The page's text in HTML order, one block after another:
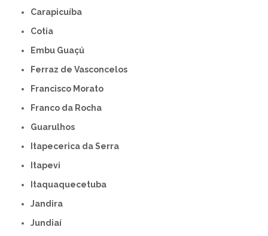
Carapicuíba
Cotia
Embu Guaçú
Ferraz de Vasconcelos
Francisco Morato
Franco da Rocha
Guarulhos
Itapecerica da Serra
Itapevi
Itaquaquecetuba
Jandira
Jundiaí